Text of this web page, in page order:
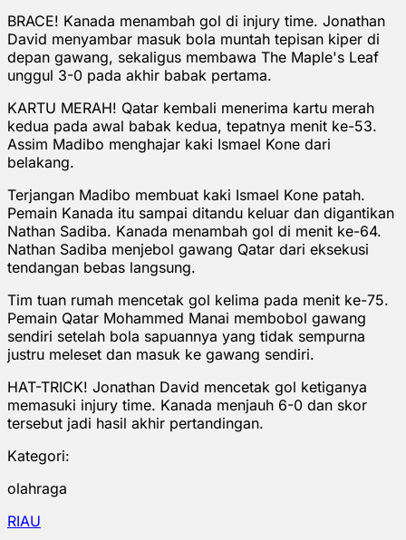
BRACE! Kanada menambah gol di injury time. Jonathan
David menyambar masuk bola muntah tepisan kiper di
depan gawang, sekaligus membawa The Maple's Leaf
unggul 3-0 pada akhir babak pertama.
KARTU MERAH! Qatar kembali menerima kartu merah
kedua pada awal babak kedua, tepatnya menit ke-53.
Assim Madibo menghajar kaki Ismael Kone dari
belakang.
Terjangan Madibo membuat kaki Ismael Kone patah.
Pemain Kanada itu sampai ditandu keluar dan digantikan
Nathan Sadiba. Kanada menambah gol di menit ke-64.
Nathan Sadiba menjebol gawang Qatar dari eksekusi
tendangan bebas langsung.
Tim tuan rumah mencetak gol kelima pada menit ke-75.
Pemain Qatar Mohammed Manai membobol gawang
sendiri setelah bola sapuannya yang tidak sempurna
justru meleset dan masuk ke gawang sendiri.
HAT-TRICK! Jonathan David mencetak gol ketiganya
memasuki injury time. Kanada menjauh 6-0 dan skor
tersebut jadi hasil akhir pertandingan.
Kategori:
olahraga
RIAU